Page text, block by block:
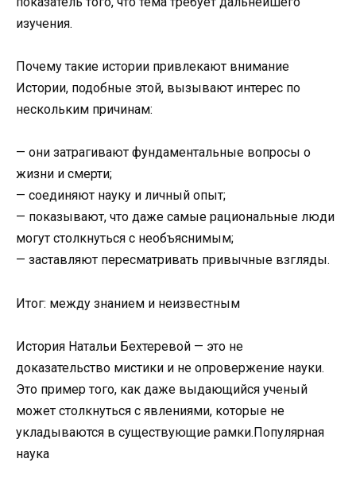
изучения.
Почему такие истории привлекают внимание
Истории, подобные этой, вызывают интерес по
нескольким причинам:
— они затрагивают фундаментальные вопросы о
жизни и смерти;
— соединяют науку и личный опыт;
— показывают, что даже самые рациональные люди
могут столкнуться с необъяснимым;
— заставляют пересматривать привычные взгляды.
Итог: между знанием и неизвестным
История Натальи Бехтеревой — это не
доказательство мистики и не опровержение науки.
Это пример того, как даже выдающийся ученый
может столкнуться с явлениями, которые не
укладываются в существующие рамки.Популярная
наука